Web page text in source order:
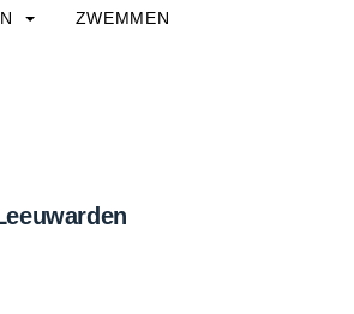
ZWEMMEN